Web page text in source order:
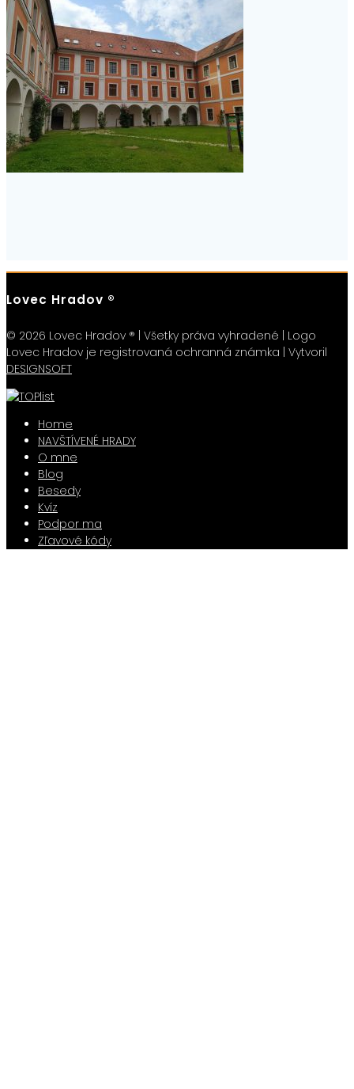
Lovec Hradov ®
© 2026 Lovec Hradov ® | Všetky práva vyhradené | Logo
Lovec Hradov je registrovaná ochranná známka | Vytvoril
DESIGNSOFT
Home
NAVŠTÍVENÉ HRADY
O mne
Blog
Besedy
Kvíz
Podpor ma
Zľavové kódy